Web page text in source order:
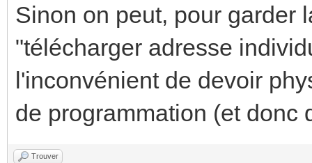
Sinon on peut, pour garder
"télécharger adresse
l'inconvénient de devoir
de programmation (et donc
Trouver